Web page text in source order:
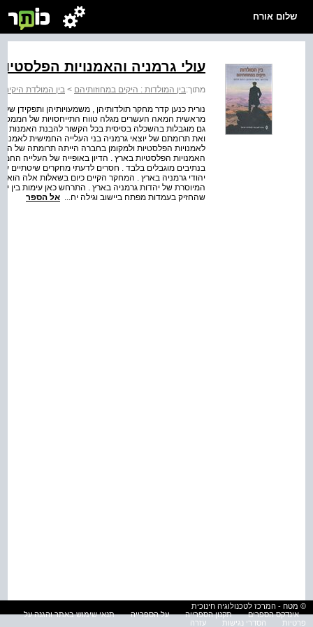
שלום אורח
עולי גרמניה והאמנויות
מתוך:בין המולדות : היקים במחוזותיהם > בין המולדת היקים
נורית כנען קדר מחקר תולדותיהן , משמעויותיהן ותפקידן
מראשית המאה העשרים מגלה טווח התייחסויות של הממסד
גם מוגבלות בהשכלה בסיסית בכל הקשור להבנת האמנות
ואת תרומתם של יוצאי גרמניה בני העלייה החמישית
לאמנויות הפלסטיות ולמקומן בחברה הייתה תרומתה של
האמנויות הפלסטיות בארץ . הדיון באופייה של העלייה
בנתיבים מוגבלים בלבד . חסרים לדעתי מחקרים שיטתיים
יהודי גרמניה בארץ . המחקר הקיים כיום בשאלות אלה
המיוסרת של יהדות גרמניה בארץ . התרחש כאן עימות בין
שהחזיק בעמדות מפתח ביישוב וגילה יח... אל הספר
© מטח - המרכז לטכנולוגיה חינוכית
אינדקס הספרים
תקנון הספרייה על הספרייה
תנאי שימוש באתר והגנה על
פרטיות
הסדרי נגישות עזרה